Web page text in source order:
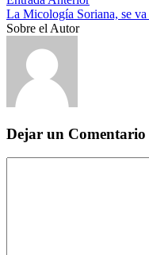
La Micología Soriana, se va
Sobre el Autor
Dejar un Comentario